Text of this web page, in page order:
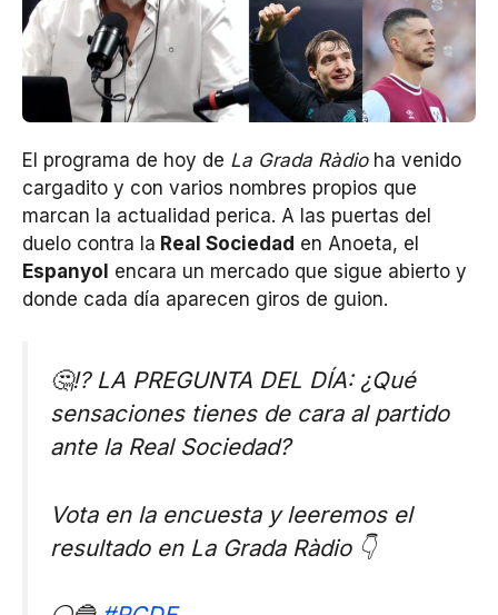
El programa de hoy de La Grada Ràdioha venido
cargadito y con varios nombres propios que
marcan la actualidad perica. A las puertas del
duelo contra la Real Sociedad en Anoeta, el
Espanyol encara un mercado que sigue abierto y
donde cada día aparecen giros de guion.
🤔⁉ LA PREGUNTA DEL DÍA: ¿Qué
sensaciones tienes de cara al partido
ante la Real Sociedad?
Vota en la encuesta y leeremos el
resultado en La Grada Ràdio 👇